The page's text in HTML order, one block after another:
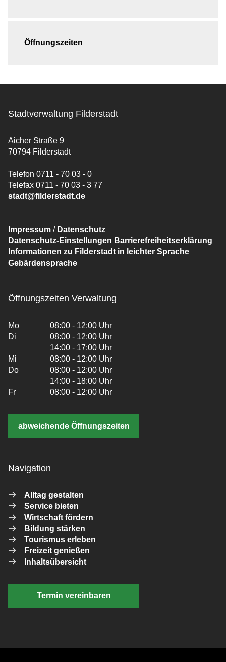
Öffnungszeiten
Stadtverwaltung Filderstadt
Aicher Straße 9
70794 Filderstadt
Telefon 0711 - 70 03 - 0
Telefax 0711 - 70 03 - 3 77
stadt@filderstadt.de
Impressum / Datenschutz
Datenschutz-Einstellungen Barrierefreiheitserklärung
Informationen zu Filderstadt in leichter Sprache
Gebärdensprache
Öffnungszeiten Verwaltung
Mo
08:00 - 12:00 Uhr
Di
08:00 - 12:00 Uhr
14:00 - 17:00 Uhr
Mi
08:00 - 12:00 Uhr
Do
08:00 - 12:00 Uhr
14:00 - 18:00 Uhr
Fr
08:00 - 12:00 Uhr
abweichende Öffnungszeiten
Navigation
Alltag gestalten
Service bieten
Wirtschaft fördern
Bildung stärken
Tourismus erleben
Freizeit genießen
Inhaltsübersicht
Termin vereinbaren